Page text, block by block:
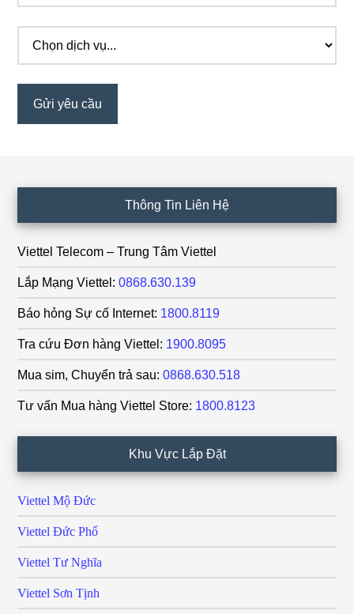
Thông Tin Liên Hệ
Viettel Telecom – Trung Tâm Viettel
Lắp Mạng Viettel: 0868.630.139
Báo hỏng Sự cố Internet: 1800.8119
Tra cứu Đơn hàng Viettel: 1900.8095
Mua sim, Chuyển trả sau: 0868.630.518
Tư vấn Mua hàng Viettel Store: 1800.8123
Khu Vực Lắp Đặt
Viettel Mộ Đức
Viettel Đức Phổ
Viettel Tư Nghĩa
Viettel Sơn Tịnh